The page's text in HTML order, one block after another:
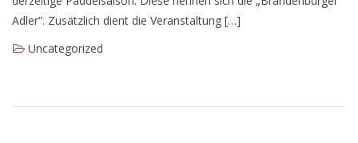
Adler“. Zusätzlich dient die Veranstaltung […]
Uncategorized